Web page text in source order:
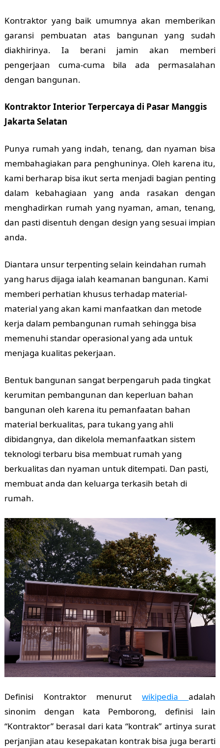
Kontraktor yang baik umumnya akan memberikan
garansi pembuatan atas bangunan yang sudah
diakhirinya. Ia berani jamin akan memberi
pengerjaan cuma-cuma bila ada permasalahan
dengan bangunan.
Kontraktor Interior Terpercaya di Pasar Manggis
Jakarta Selatan
Punya rumah yang indah, tenang, dan nyaman bisa
membahagiakan para penghuninya. Oleh karena itu,
kami berharap bisa ikut serta menjadi bagian penting
dalam kebahagiaan yang anda rasakan dengan
menghadirkan rumah yang nyaman, aman, tenang,
dan pasti disentuh dengan design yang sesuai impian
anda.
Diantara unsur terpenting selain keindahan rumah
yang harus dijaga ialah keamanan bangunan. Kami
memberi perhatian khusus terhadap material-
material yang akan kami manfaatkan dan metode
kerja dalam pembangunan rumah sehingga bisa
memenuhi standar operasional yang ada untuk
menjaga kualitas pekerjaan.
Bentuk bangunan sangat berpengaruh pada tingkat
kerumitan pembangunan dan keperluan bahan
bangunan oleh karena itu pemanfaatan bahan
material berkualitas, para tukang yang ahli
dibidangnya, dan dikelola memanfaatkan sistem
teknologi terbaru bisa membuat rumah yang
berkualitas dan nyaman untuk ditempati. Dan pasti,
membuat anda dan keluarga terkasih betah di
rumah.
Definisi Kontraktor menurutwikipediaadalah
sinonim dengan kata Pemborong, definisi lain
“Kontraktor” berasal dari kata “kontrak” artinya surat
perjanjian atau kesepakatan kontrak bisa juga berarti